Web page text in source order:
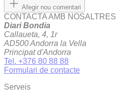
Afegir nou comentari
CONTACTA AMB NOSALTRES
Diari Bondia
Callaueta, 4, 1r
AD500 Andorra la Vella
Principat d'Andorra
Tel. +376 80 88 88
Formulari de contacte
Serveis